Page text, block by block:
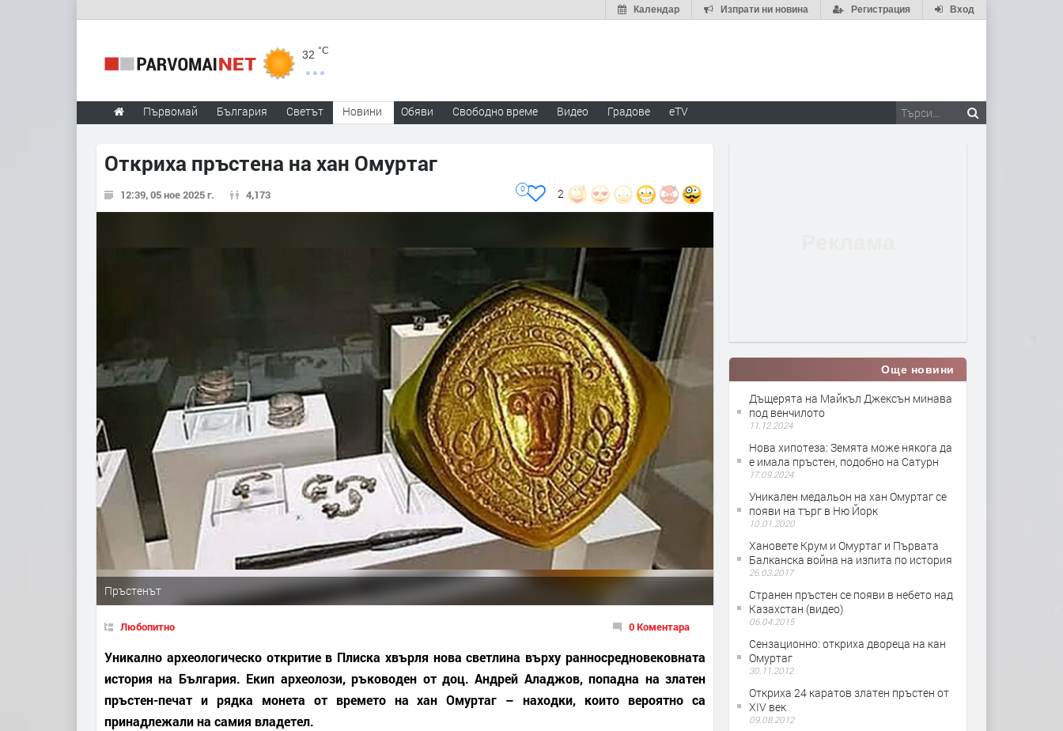
Вход
Регистрация
Изпрати ни новина
Календар
32 °C
Първомай България Светът Новини Обяви Свободно време Видео Градове eTV
Откриха пръстена на хан Омуртаг
12:39, 05 ное 2025 г. 4,173 2
0
Пръстенът
Любопитно 0 Коментара
Уникално археологическо откритие в Плиска хвърля нова светлина върху ранносредновековната
история на България. Екип археолози, ръководен от доц. Андрей Аладжов, попадна на златен
пръстен-печат и рядка монета от времето на хан Омуртаг – находки, които вероятно са
принадлежали на самия владетел.
Още новини
Дъщерята на Майкъл Джексън минава
под венчилото
11.12.2024
Нова хипотеза: Земята може някога да
е имала пръстен, подобно на Сатурн
17.09.2024
Уникален медальон на хан Омуртаг се
появи на търг в Ню Йорк
10.01.2020
Хановете Крум и Омуртаг и Първата
Балканска война на изпита по история
26.03.2017
Странен пръстен се появи в небето над
Казахстан (видео)
06.04.2015
Сензационно: откриха двореца на кан
Омуртаг
30.11.2012
Откриха 24 каратов златен пръстен от
XIV век
09.08.2012